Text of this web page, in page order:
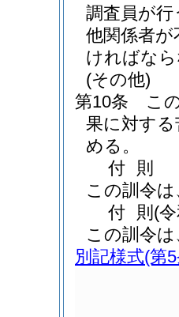
調査員が
他関係者
ければな
(その他)
第10条
こ
果に対す
める。
付 則
この訓令
付 則 (
この訓令
別記様式(第